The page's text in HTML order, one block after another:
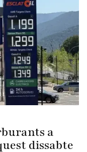
a
dissabte